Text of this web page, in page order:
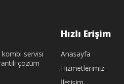
servisi
çözüm
Hızlı Erişim
Anasayfa
Hizmetlerimiz